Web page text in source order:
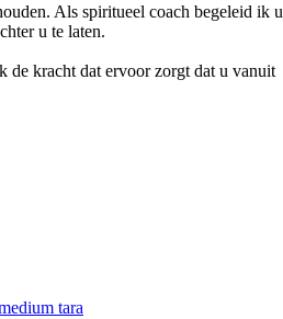
Als spiritueel coach begeleid ik u
u te laten.
de kracht dat ervoor zorgt dat u vanuit